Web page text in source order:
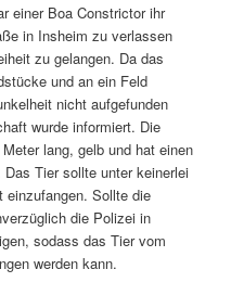
einer Boa Constrictor ihr
in Insheim zu verlassen
zu gelangen. Da das
und an ein Feld
nicht aufgefunden
wurde informiert. Die
lang, gelb und hat einen
Tier sollte unter keinerlei
einzufangen. Sollte die
die Polizei in
sodass das Tier vom
werden kann.